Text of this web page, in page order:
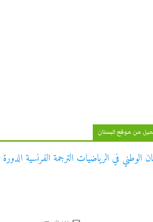
من موقع البستان
الوطني في الرياضيات الترجمة الفرنسية الدورة